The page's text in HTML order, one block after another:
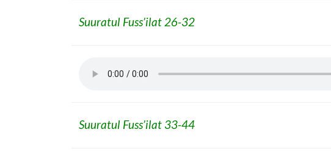
Suuratul Fuss’ilat 26-32
Suuratul Fuss’ilat 33-44